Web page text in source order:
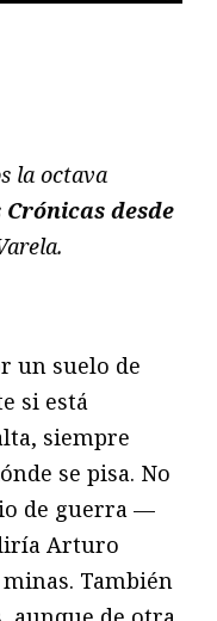
la octava
Crónicas desde
un suelo de
si está
siempre
se pisa. No
de guerra —
Arturo
También